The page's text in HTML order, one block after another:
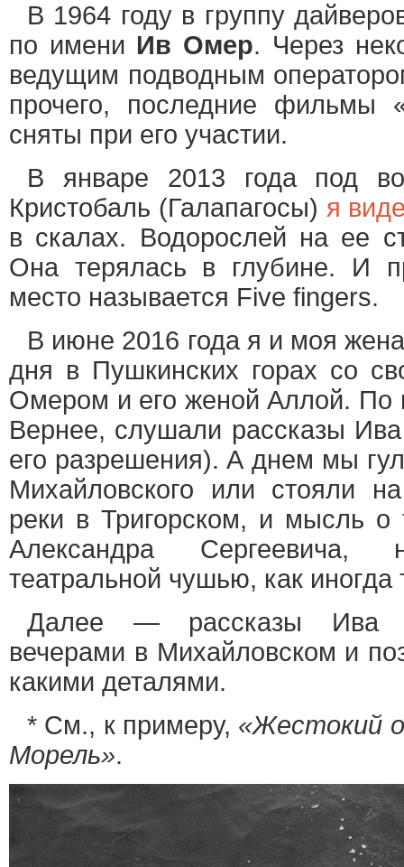
В 1964 году в группу
по имени Ив Омер. Через
ведущим подводным
прочего, последние фильмы
сняты при его участии.
В январе 2013 года под
Кристобаль (Галапагосы) я
в скалах. Водорослей на ее
Она терялась в глубине. И
место называется Five fingers.
В июне 2016 года я и моя
дня в Пушкинских горах со
Омером и его женой Аллой. По
Вернее, слушали рассказы
его разрешения). А днем мы
Михайловского или стояли
реки в Тригорском, и мысль
Александра
театральной чушью, как иногда
Далее — рассказы Ива
вечерами в Михайловском и
какими деталями.
* См., к примеру, «Жестокий
Морель».